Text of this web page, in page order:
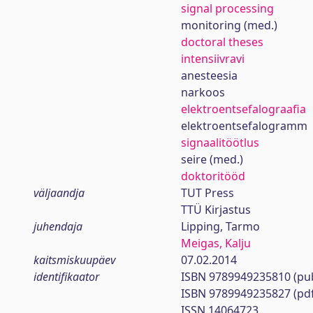
signal processing
monitoring (med.)
doctoral theses
intensiivravi
anesteesia
narkoos
elektroentsefalograafia
elektroentsefalogramm
signaalitöötlus
seire (med.)
doktoritööd
väljaandja
TUT Press
TTÜ Kirjastus
juhendaja
Lipping, Tarmo
Meigas, Kalju
kaitsmiskuupäev
07.02.2014
identifikaator
ISBN 9789949235810
ISBN 9789949235827